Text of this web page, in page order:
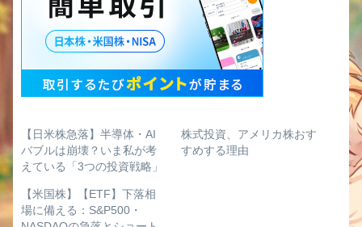
【日米株急落】半導体・AI
バブルは崩壊？いま私が考
えている「3つの投資戦略」
株式投資、アメリカ株おす
すめする理由
【米国株】【ETF】下落相
場に備える：S&P500・